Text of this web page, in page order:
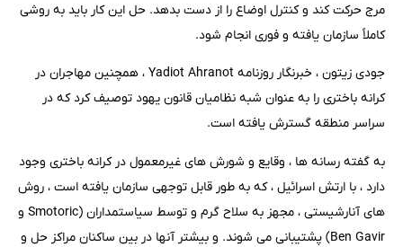
مرج حرکت کند و کنترل اوضاع را از دست بدهد. حل این کار باید به روشی
کاملاً سازمان یافته و فوری انجام شود.
جودی زیتون ، خبرنگار روزنامه Yadiot Ahranot ، همچنین مهاجران در
کرانه باختری را به عنوان شبه نظامیان قانون یهود توصیف کرد که در
سراسر منطقه گسترش یافته است.
به گفته رسانه ها ، وقایع و شورش های غیرمعمول در کرانه باختری وجود
دارد ، با ارتش اسرائیل ، که به طور قابل توجهی سازمان یافته است ، روش
های آنارشیستی ، مجهز به سلاح گرم و توسط سیاستمداران (Smotoric و
Ben Gavir) پشتیبانی می شوند. و بیشتر آنها در بین ساکنان مراکز حل و